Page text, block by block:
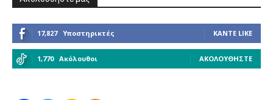
17,827 Υποστηρικτές ΚΆΝΤΕ LIKE
1,770 Ακόλουθοι ΑΚΟΛΟΥΘΉΣΤΕ